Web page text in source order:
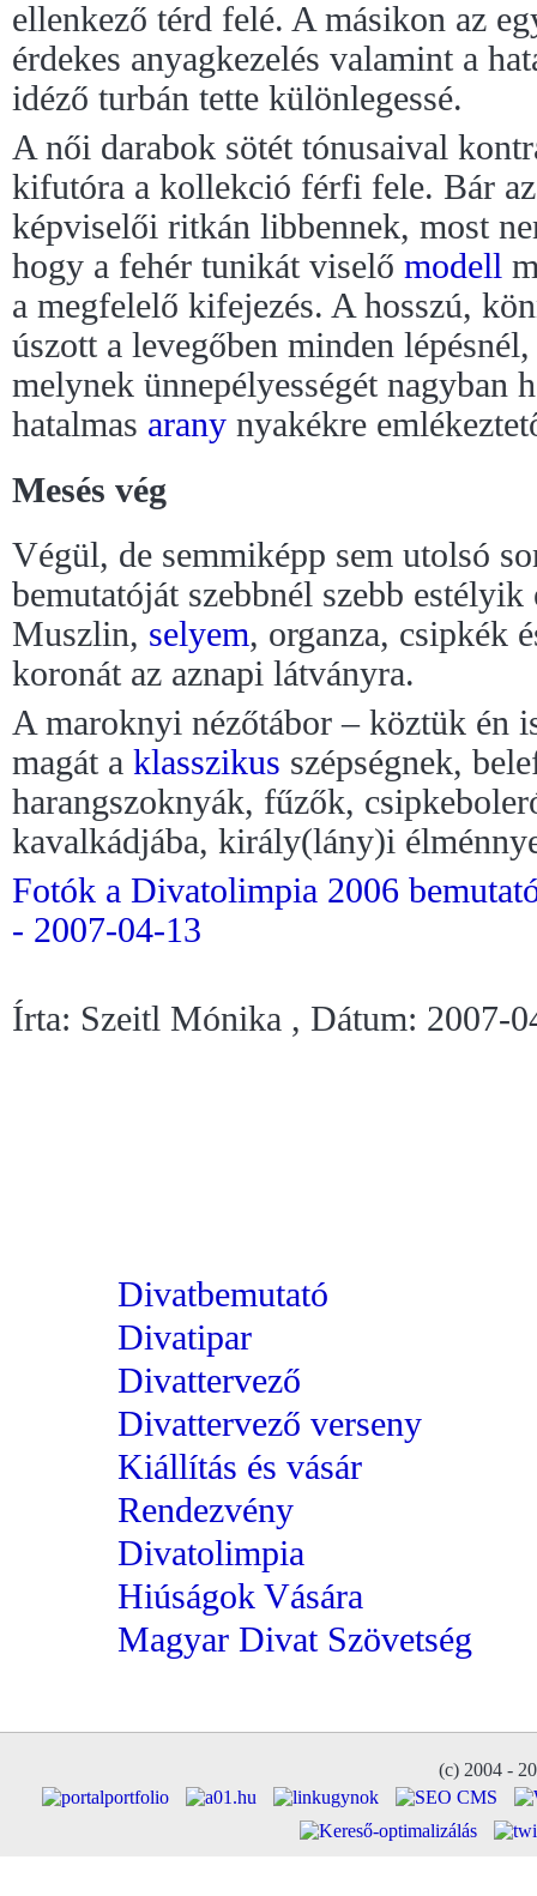
ellenkező térd felé. A másikon az
érdekes anyagkezelés valamint a
idéző turbán tette különlegessé.
A női darabok sötét tónusaival
kifutóra a kollekció férfi fele. Bár
képviselői ritkán libbennek, most
hogy a fehér tunikát viselő modell
a megfelelő kifejezés. A hosszú,
úszott a levegőben minden
melynek ünnepélyességét nagyban
hatalmas arany nyakékre
Mesés vég
Végül, de semmiképp sem utolsó
bemutatóját szebbnél szebb
Muszlin, selyem, organza, csipkék
koronát az aznapi látványra.
A maroknyi nézőtábor – köztük én
magát a klasszikus szépségnek,
harangszoknyák, fűzők,
kavalkádjába, király(lány)i
Fotók a Divatolimpia 2006
- 2007-04-13
Írta: Szeitl Mónika , Dátum: 2007-
Divatbemutató
Divatipar
Divattervező
Divattervező verseny
Kiállítás és vásár
Rendezvény
Divatolimpia
Hiúságok Vására
Magyar Divat Szövetség
(c) 2004 -